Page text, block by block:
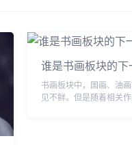
谁是书画板块的下
书画板块中，国画、油
见不鲜。但是随着相关